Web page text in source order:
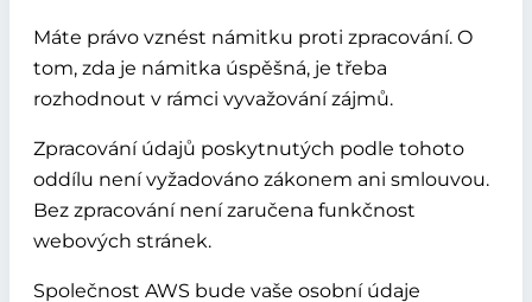
Máte právo vznést námitku proti zpracování. O
tom, zda je námitka úspěšná, je třeba
rozhodnout v rámci vyvažování zájmů.
Zpracování údajů poskytnutých podle tohoto
oddílu není vyžadováno zákonem ani smlouvou.
Bez zpracování není zaručena funkčnost
webových stránek.
Společnost AWS bude vaše osobní údaje